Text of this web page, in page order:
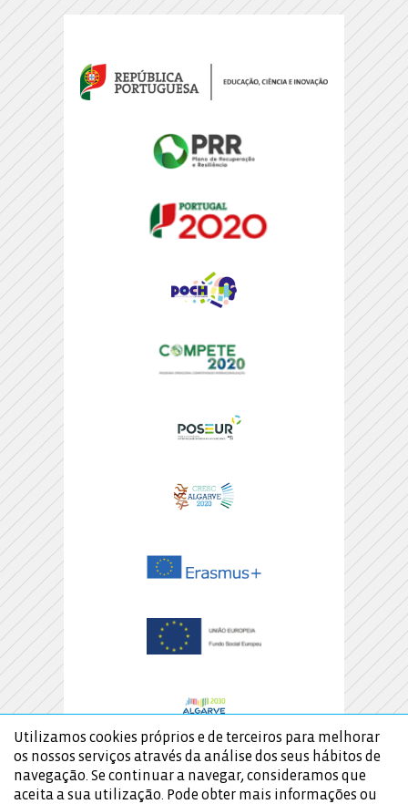
Utilizamos cookies próprios e de terceiros para melhorar
os nossos serviços através da análise dos seus hábitos de
navegação. Se continuar a navegar, consideramos que
aceita a sua utilização. Pode obter mais informações ou